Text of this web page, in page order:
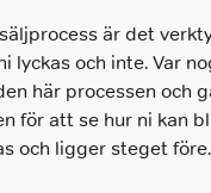
är det
lyckas och inte. Var
här processen och
för att se hur ni kan
och ligger steget före.